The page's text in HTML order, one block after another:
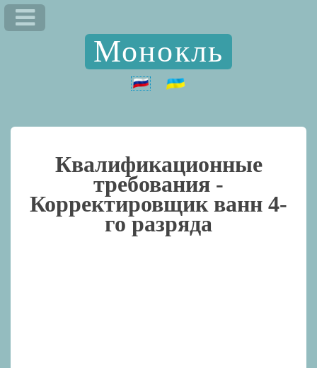
Монокль
Квалификационные
требования -
Корректировщик ванн 4-
го разряда